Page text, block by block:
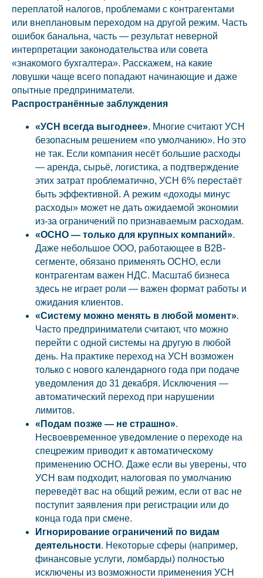
переплатой налогов, проблемами с контрагентами
или внеплановым переходом на другой режим. Часть
ошибок банальна, часть — результат неверной
интерпретации законодательства или совета
«знакомого бухгалтера». Расскажем, на какие
ловушки чаще всего попадают начинающие и даже
опытные предприниматели.
Распространённые заблуждения
«УСН всегда выгоднее». Многие считают УСН
безопасным решением «по умолчанию». Но это
не так. Если компания несёт большие расходы
— аренда, сырьё, логистика, а подтверждение
этих затрат проблематично, УСН 6% перестаёт
быть эффективной. А режим «доходы минус
расходы» может не дать ожидаемой экономии
из‑за ограничений по признаваемым расходам.
«ОСНО — только для крупных компаний».
Даже небольшое ООО, работающее в B2B-
сегменте, обязано применять ОСНО, если
контрагентам важен НДС. Масштаб бизнеса
здесь не играет роли — важен формат работы и
ожидания клиентов.
«Систему можно менять в любой момент».
Часто предприниматели считают, что можно
перейти с одной системы на другую в любой
день. На практике переход на УСН возможен
только с нового календарного года при подаче
уведомления до 31 декабря. Исключения —
автоматический переход при нарушении
лимитов.
«Подам позже — не страшно».
Несвоевременное уведомление о переходе на
спецрежим приводит к автоматическому
применению ОСНО. Даже если вы уверены, что
УСН вам подходит, налоговая по умолчанию
переведёт вас на общий режим, если от вас не
поступит заявления при регистрации или до
конца года при смене.
Игнорирование ограничений по видам
деятельности. Некоторые сферы (например,
финансовые услуги, ломбарды) полностью
исключены из возможности применения УСН